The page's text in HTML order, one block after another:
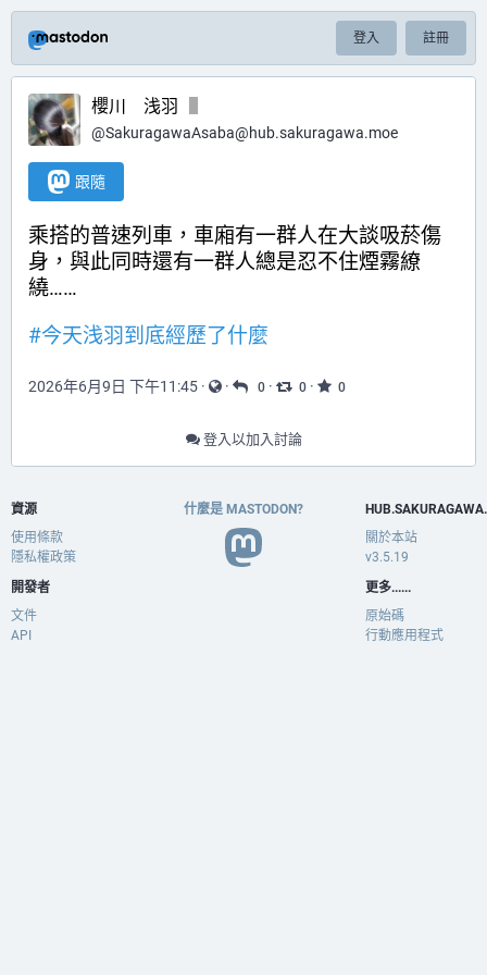
登入 註冊
櫻川 浅羽
@SakuragawaAsaba@hub.sakuragawa.moe
跟隨
乘搭的普速列車，車廂有一群人在大談吸菸傷
身，與此同時還有一群人總是忍不住煙霧繚
繞……
#今天浅羽到底經歷了什麼
2026年6月9日 下午11:45 · · 0 · 0 · 0
登入以加入討論
資源
使用條款
隱私權政策
開發者
文件
API
什麼是 MASTODON?
關於本站
v3.5.19
更多......
原始碼
行動應用程式